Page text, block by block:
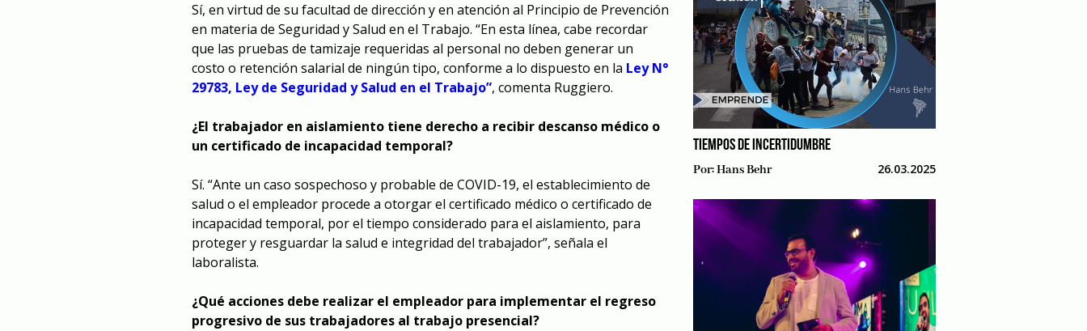
Sí, en virtud de su facultad de dirección y en atención al Principio de Prevención
en materia de Seguridad y Salud en el Trabajo. “En esta línea, cabe recordar
que las pruebas de tamizaje requeridas al personal no deben generar un
costo o retención salarial de ningún tipo, conforme a lo dispuesto en la Ley N°
29783, Ley de Seguridad y Salud en el Trabajo”, comenta Ruggiero.
¿El trabajador en aislamiento tiene derecho a recibir descanso médico o
un certificado de incapacidad temporal?
Sí. “Ante un caso sospechoso y probable de COVID-19, el establecimiento de
salud o el empleador procede a otorgar el certificado médico o certificado de
incapacidad temporal, por el tiempo considerado para el aislamiento, para
proteger y resguardar la salud e integridad del trabajador”, señala el
laboralista.
¿Qué acciones debe realizar el empleador para implementar el regreso
progresivo de sus trabajadores al trabajo presencial?
TIEMPOS DE INCERTIDUMBRE
Por:Hans Behr 26.03.2025